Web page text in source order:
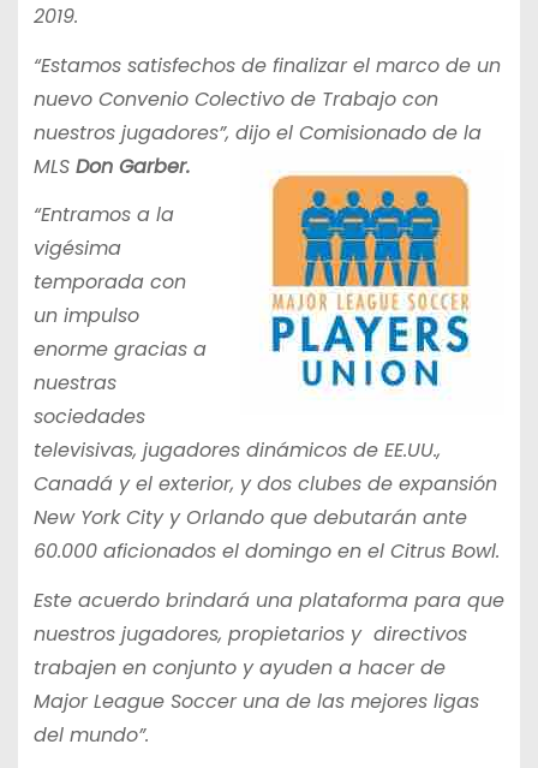
2019.
“Estamos satisfechos de finalizar el marco de un
nuevo Convenio Colectivo de Trabajo con
nuestros jugadores”, dijo el Comisionado de la
MLS Don Garber.
“Entramos a la
vigésima
temporada con
un impulso
enorme gracias a
nuestras
sociedades
televisivas, jugadores dinámicos de EE.UU.,
Canadá y el exterior, y dos clubes de expansión
New York City y Orlando que debutarán ante
60.000 aficionados el domingo en el Citrus Bowl.
Este acuerdo brindará una plataforma para que
nuestros jugadores, propietarios y directivos
trabajen en conjunto y ayuden a hacer de
Major League Soccer una de las mejores ligas
del mundo”.